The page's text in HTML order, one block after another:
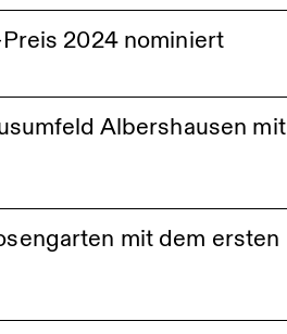
dem 4. 2024 nominiert
Albershausen mit
mit dem ersten